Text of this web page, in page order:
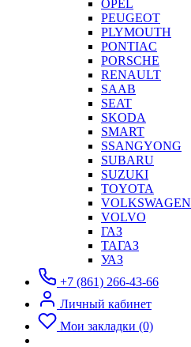
OPEL
PEUGEOT
PLYMOUTH
PONTIAC
PORSCHE
RENAULT
SAAB
SEAT
SKODA
SMART
SSANGYONG
SUBARU
SUZUKI
TOYOTA
VOLKSWAGEN
VOLVO
ГАЗ
ТАГАЗ
УАЗ
+7 (861) 266-43-66
Личный кабинет
Мои закладки (0)